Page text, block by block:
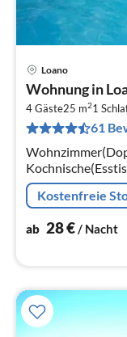
Loano
Wohnung in
4 Gäste25 m21
61
Mikrowelle,
oder Dusche,
Kostenfreie
ab 28€ / Nacht